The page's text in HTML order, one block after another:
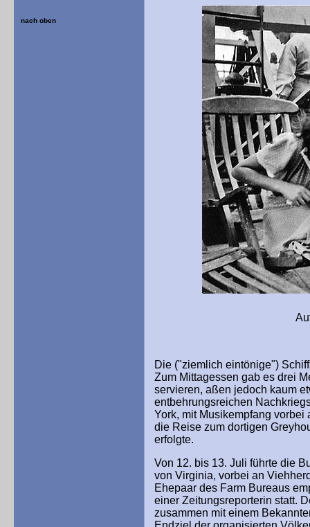
Auf dem Schiff:
Die ("ziemlich eintönige")
Zum Mittagessen gab es drei
servieren, aßen jedoch kaum
entbehrungsreichen
York, mit Musikempfang
die Reise zum dortigen
erfolgte.
Von 12. bis 13. Juli führte die
von Virginia, vorbei an
Ehepaar des Farm Bureaus
einer Zeitungsreporterin statt.
zusammen mit einem
nach oben